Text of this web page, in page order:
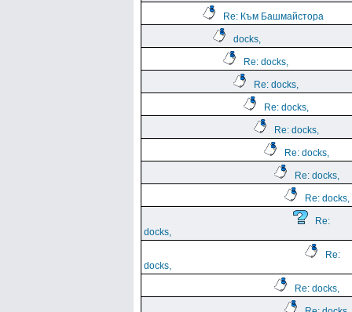
Re: Към Башмайстора
docks,
Re: docks,
Re: docks,
Re: docks,
Re: docks,
Re: docks,
Re: docks,
Re: docks,
Re:
docks,
Re:
docks,
Re: docks,